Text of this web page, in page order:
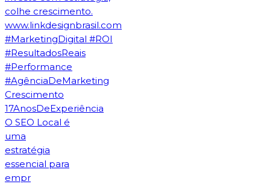
O SEO Local é
uma
estratégia
essencial para
empr